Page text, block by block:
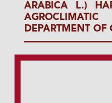
ARABICA L.)
DEPARTMENT